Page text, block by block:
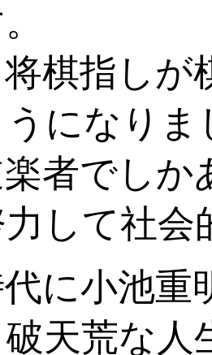
棋指しが
になり
者でしか
して社
に小池
天荒な人